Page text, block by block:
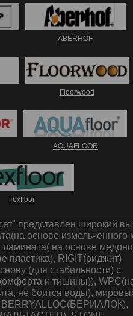
ABERHOF
Floorwood
AQUAFLOOR
Texfloor
представлен широкий
основе измельченного
ламината( на основе
пластика), RIGIT(риджит)
(для стабильности) с
и тишины)),
не боится воды),
BERRYALLOC(БЕРИАЛОК),